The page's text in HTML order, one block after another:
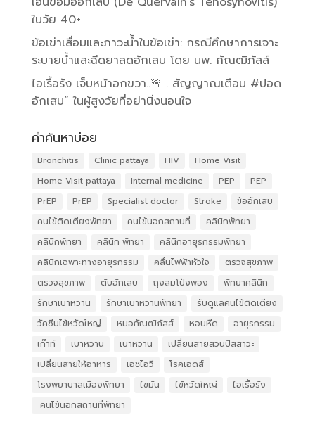
ในวัย 40+
ข้อเข่าเสื่อมและภาวะน้ำในข้อเข่า: กรณีศึกษาการเจาะ
ระบายน้ำและฉีดยาลดอักเสบ โดย นพ. กัณฒิภัสส์
ไอเรื้อรัง เจ็บหน้าอกขวา..🚨 . สัญญาณเตือน #ปอด
อักเสบ” ในผู้สูงวัยที่อย่านิ่งนอนใจ
คำค้นหาบ่อย
Bronchitis Clinic pattaya HIV
Home Visit
Home Visit pattaya
Internal medicine PEP
PEP
PrEP
PrEP Specialist doctor Stroke
ข้ออักเสบ
คนไข้ติดเตียงพัทยา
คนไข้นอกสถานที่
คลินิกพัทยา
คลินิกพัทยา
คลินิก พัทยา
คลินิกอายุรกรรมพัทยา
คลินิกเฉพาะทางอายุรกรรม
คลื่นไฟฟ้าหัวใจ
ตรวจสุขภาพ
ตรวจสุขภาพ
ตับอักเสบ ถุงลมโป่งพอง
พัทยาคลินิก
รักษาเบาหวาน
รักษาเบาหวานพัทยา
รับดูแลคนไข้ติดเตียง
วัคซีนไข้หวัดใหญ่
หมอกัณฒิภัสส์ หอบหืด
อายุรกรรม
เก๊าท์
เบาหวาน เบาหวาน
เปลี่ยนสายสวนปัสสาวะ
เปลี่ยนสายให้อาหาร
เอชไอวี
โรคเอดส์
โรงพยาบาลเมืองพัทยา
ไขมัน ไข้หวัดใหญ่
ไอเรื้อรัง
​ คนไข้นอกสถานที่พัทยา